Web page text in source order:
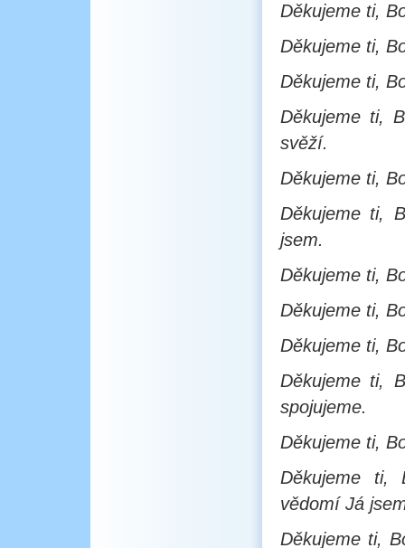
Děkujeme ti,
Děkujeme ti,
Děkujeme ti,
Děkujeme ti,
svěží.
Děkujeme ti,
Děkujeme ti,
jsem.
Děkujeme ti,
Děkujeme ti,
Děkujeme ti,
Děkujeme ti,
spojujeme.
Děkujeme ti,
Děkujeme ti,
vědomí Já
Děkujeme ti,